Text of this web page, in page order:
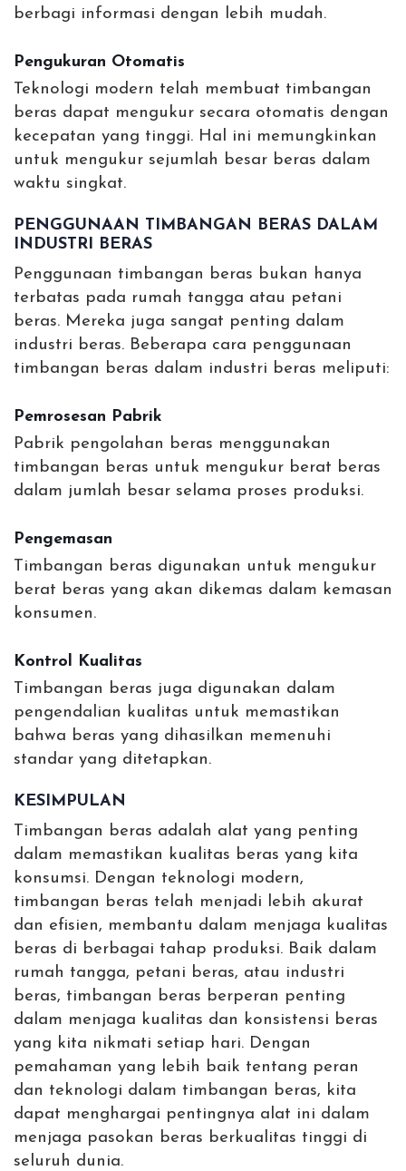
berbagi informasi dengan lebih mudah.
Pengukuran Otomatis
Teknologi modern telah membuat timbangan
beras dapat mengukur secara otomatis dengan
kecepatan yang tinggi. Hal ini memungkinkan
untuk mengukur sejumlah besar beras dalam
waktu singkat.
PENGGUNAAN TIMBANGAN BERAS DALAM
INDUSTRI BERAS
Penggunaan timbangan beras bukan hanya
terbatas pada rumah tangga atau petani
beras. Mereka juga sangat penting dalam
industri beras. Beberapa cara penggunaan
timbangan beras dalam industri beras meliputi:
Pemrosesan Pabrik
Pabrik pengolahan beras menggunakan
timbangan beras untuk mengukur berat beras
dalam jumlah besar selama proses produksi.
Pengemasan
Timbangan beras digunakan untuk mengukur
berat beras yang akan dikemas dalam kemasan
konsumen.
Kontrol Kualitas
Timbangan beras juga digunakan dalam
pengendalian kualitas untuk memastikan
bahwa beras yang dihasilkan memenuhi
standar yang ditetapkan.
KESIMPULAN
Timbangan beras adalah alat yang penting
dalam memastikan kualitas beras yang kita
konsumsi. Dengan teknologi modern,
timbangan beras telah menjadi lebih akurat
dan efisien, membantu dalam menjaga kualitas
beras di berbagai tahap produksi. Baik dalam
rumah tangga, petani beras, atau industri
beras, timbangan beras berperan penting
dalam menjaga kualitas dan konsistensi beras
yang kita nikmati setiap hari. Dengan
pemahaman yang lebih baik tentang peran
dan teknologi dalam timbangan beras, kita
dapat menghargai pentingnya alat ini dalam
menjaga pasokan beras berkualitas tinggi di
seluruh dunia.